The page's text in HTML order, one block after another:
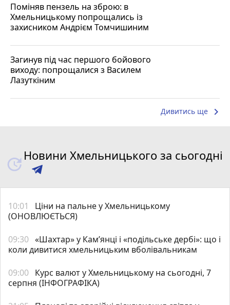
Поміняв пензель на зброю: в
Хмельницькому попрощались із
захисником Андрієм Томчишиним
Загинув під час першого бойового
виходу: попрощалися з Василем
Лазуткіним
Дивитись ще keyboard_arrow_right
Новини Хмельницького за сьогодні
10:01
Ціни на пальне у Хмельницькому
(ОНОВЛЮЄТЬСЯ)
09:30 «Шахтар» у Камʼянці і «подільське дербі»: що і
коли дивитися хмельницьким вболівальникам
09:00 Курс валют у Хмельницькому на сьогодні, 7
серпня (ІНФОГРАФІКА)